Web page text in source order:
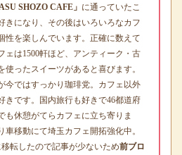
SHOZO CAFE」 に通っていたこ
きになり、その後はいろいろなカフ
性を楽しんでいます。正確に数えて
ェは1500軒ほど、アンティーク・古
ったスイーツがあると喜びます。
今ではすっかり珈琲党。カフェ以外
きです。国内旅行も好きで46都道府
も休憩がてらカフェに立ち寄りま
移動にて埼玉カフェ開拓強化中。
転したので記事が少ないため前ブロ